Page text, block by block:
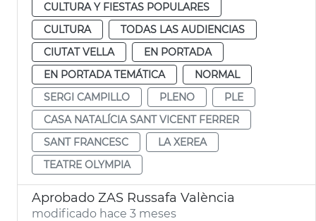
CULTURA Y FIESTAS POPULARES
CULTURA
TODAS LAS AUDIENCIAS
CIUTAT VELLA
EN PORTADA
EN PORTADA TEMÁTICA
NORMAL
SERGI CAMPILLO
PLENO
PLE
CASA NATALÍCIA SANT VICENT FERRER
SANT FRANCESC
LA XEREA
TEATRE OLYMPIA
Aprobado ZAS Russafa València
modificado hace 3 meses